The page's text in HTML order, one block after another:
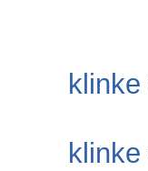
klinke
klinke